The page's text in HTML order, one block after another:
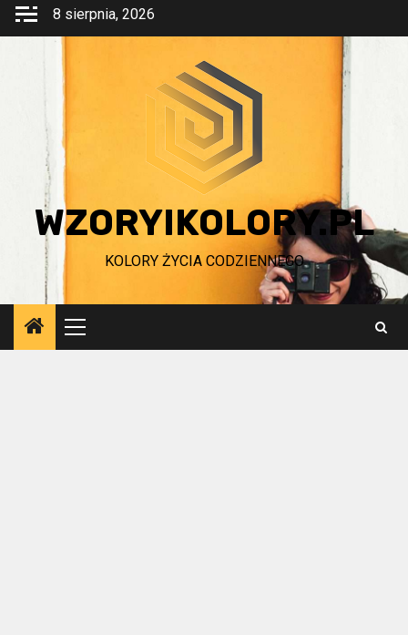
Przejdź
8 sierpnia, 2026
WZORYIKOLORY.PL
KOLORY ŻYCIA CODZIENNEGO
Menu
główne